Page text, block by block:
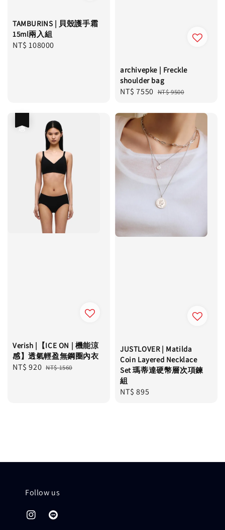
TAMBURINS | 貝殼護手霜
15ml兩入組
Regular
NT$ 108000
archivepke | Freckle
shoulder bag
Sale
NT$ 7550 Regular
NT$ 9500
Verish |【ICE ON | 機能涼
感】透氣輕盈無鋼圈內衣
Sale
NT$ 920 Regular
NT$ 1560
JUSTLOVER | Matilda
Coin Layered Necklace
Set 瑪蒂達硬幣層次項鍊
組
Regular
NT$ 895
Follow us